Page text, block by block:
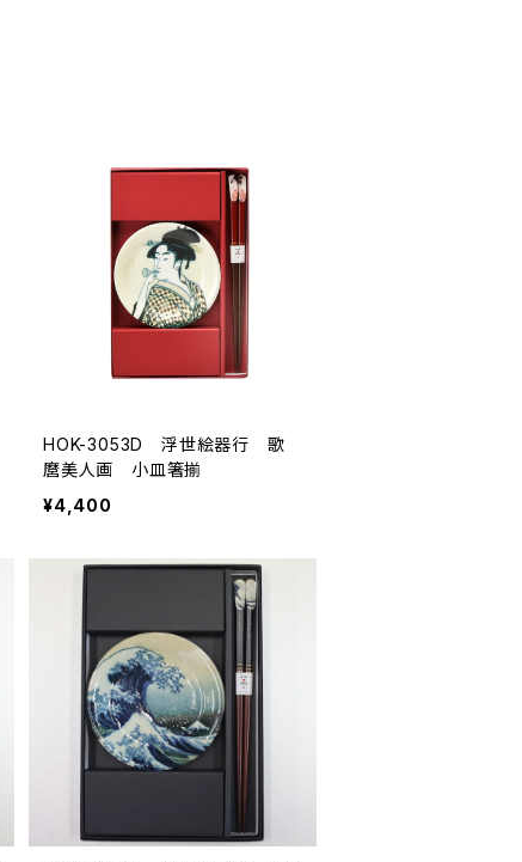
HOK-3053D 浮世絵器行 歌
麿美人画 小皿箸揃
¥4,400